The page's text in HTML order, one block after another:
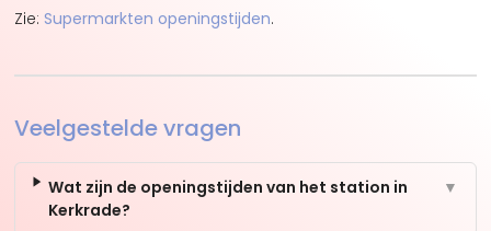
Zie:Supermarkten openingstijden.
Veelgestelde vragen
Wat zijn de openingstijden van het station in
Kerkrade?
▼